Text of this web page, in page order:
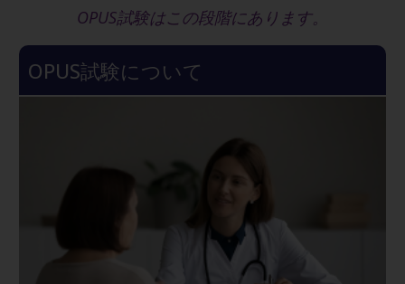
OPUS試験はこの段階にあります。
OPUS試験について